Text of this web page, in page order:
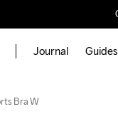
Journal Guides
Bra W